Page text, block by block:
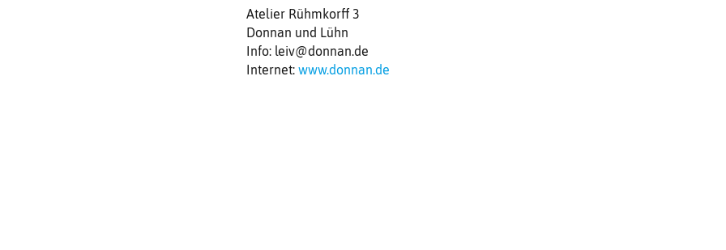
Atelier Rühmkorff 3
Donnan und Lühn
Info: leiv@donnan.de
Internet: www.donnan.de